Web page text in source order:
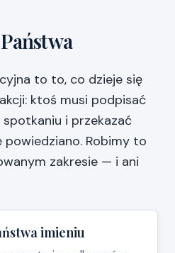
to to, co dzieje się
ktoś musi podpisać
i przekazać
Robimy to
zakresie — i ani
imieniu